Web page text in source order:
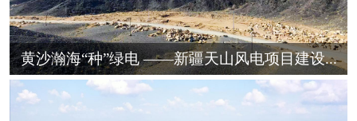
黄沙瀚海“种”绿电 ——新疆天山风电项目建设...